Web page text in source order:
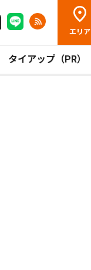
エリア
タイアップ（PR）